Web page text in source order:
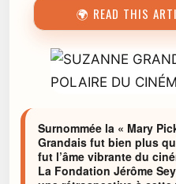
🌍 READ THIS
Surnommée la « Mary
Grandais fut bien plus
fut l’âme vibrante du
La Fondation Jérôme